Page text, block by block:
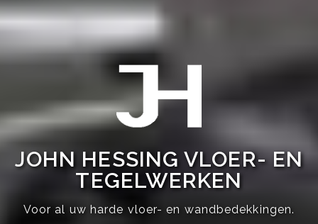
JOHN HESSING VLOER- EN
TEGELWERKEN
Voor al uw harde vloer- en wandbedekkingen.